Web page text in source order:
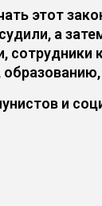
этот
а
сотрудники
и